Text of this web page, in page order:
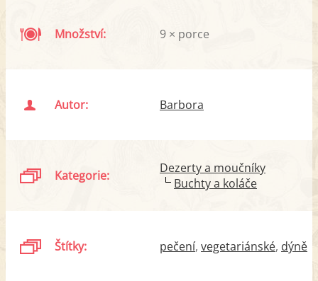
Množství: 9 × porce
Autor: Barbora
Kategorie:
Dezerty a moučníky
Buchty a koláče
Štítky: pečení vegetariánské dýně